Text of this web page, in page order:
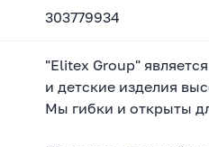
303779934
"Elitex Group"
и детские изделия
Мы гибки и открыты